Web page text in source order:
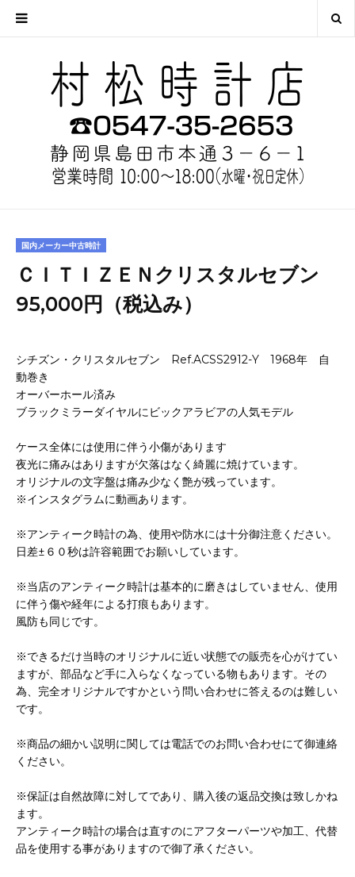
国内メーカー中古時計
ＣＩＴＩＺＥＮクリスタルセブン
95,000円（税込み）
シチズン・クリスタルセブン Ref.ACSS2912-Y 1968年 自
動巻き
オーバーホール済み
ブラックミラーダイヤルにビックアラビアの人気モデル
ケース全体には使用に伴う小傷があります
夜光に痛みはありますが欠落はなく綺麗に焼けています。
オリジナルの文字盤は痛み少なく艶が残っています。
※インスタグラムに動画あります。
※アンティーク時計の為、使用や防水には十分御注意ください。
日差±６０秒は許容範囲でお願いしています。
※当店のアンティーク時計は基本的に磨きはしていません、使用
に伴う傷や経年による打痕もあります。
風防も同じです。
※できるだけ当時のオリジナルに近い状態での販売を心がけてい
ますが、部品など手に入らなくなっている物もあります。その
為、完全オリジナルですかという問い合わせに答えるのは難しい
です。
※商品の細かい説明に関しては電話でのお問い合わせにて御連絡
ください。
※保証は自然故障に対してであり、購入後の返品交換は致しかね
ます。
アンティーク時計の場合は直すのにアフターパーツや加工、代替
品を使用する事がありますので御了承ください。